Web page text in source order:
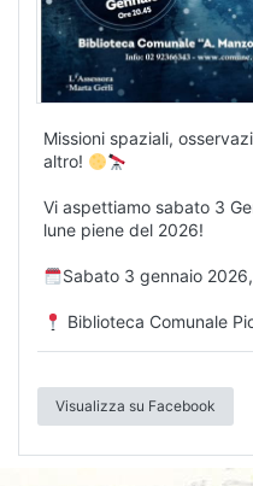
Missioni spaziali,
altro!
Vi aspettiamo sabato 3
lune piene del 2026!
Sabato 3 gennaio
Biblioteca Comunale
Visualizza su Facebook